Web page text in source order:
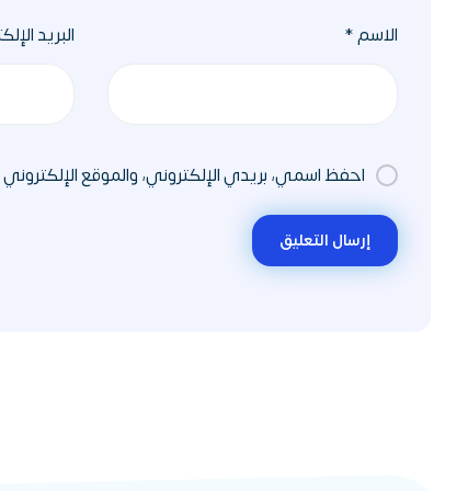
الاسم* البريد
احفظ اسمي، بريدي الإلكتروني، والموقع
إرسال التعليق